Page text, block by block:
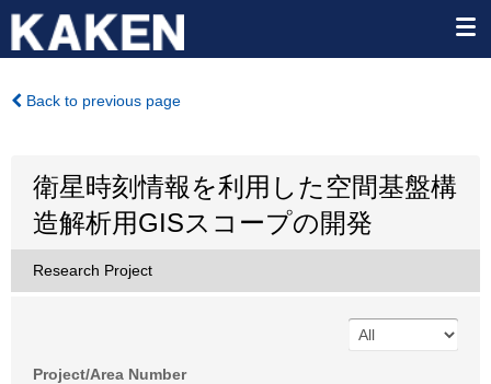
Back to previous page
衛星時刻情報を利用した空間基盤構
造解析用GISスコープの開発
Research Project
Project/Area Number